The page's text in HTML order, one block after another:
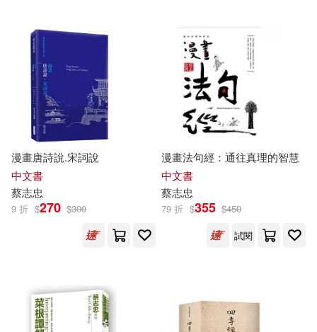
漫畫唐詩說.宋詞說
中文書
蔡志忠
9 折 $270 $300
漫畫法句經：通往真理的智慧
中文書
蔡志忠
79 折 $355 $450
試閱